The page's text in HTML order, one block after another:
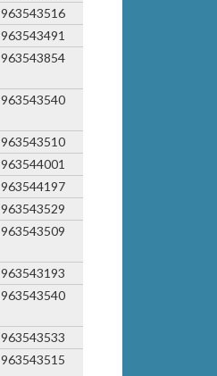
963543516
963543491
963543854
963543540
963543510
963544001
963544197
963543529
963543509
963543193
963543540
963543533
963543515